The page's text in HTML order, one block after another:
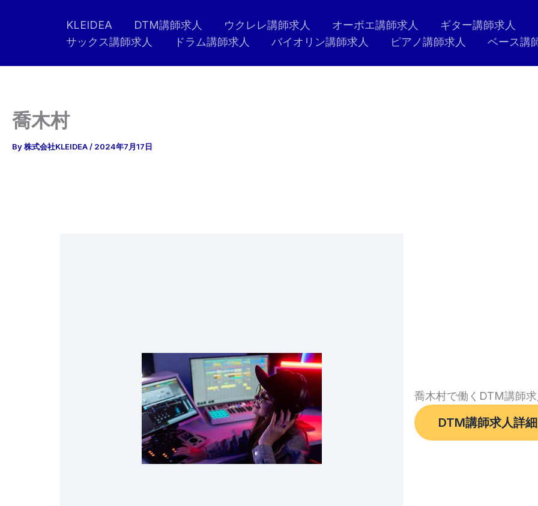
KLEIDEA DTM講師求人 ウクレレ講師求人 オーボエ講師求人 ギター講師求人
サックス講師求人
ドラム講師求人 バイオリン講師求人 ピアノ講師求人 ベース講
喬木村
By株式会社KLEIDEA/ 2024年7月17日
喬木村で働くDTM講師
DTM講師求人詳細